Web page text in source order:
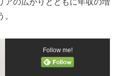
Follow me!